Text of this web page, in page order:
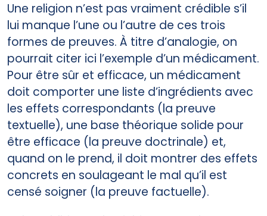
Une religion n’est pas vraiment crédible s’il
lui manque l’une ou l’autre de ces trois
formes de preuves. À titre d’analogie, on
pourrait citer ici l’exemple d’un médicament.
Pour être sûr et efficace, un médicament
doit comporter une liste d’ingrédients avec
les effets correspondants (la preuve
textuelle), une base théorique solide pour
être efficace (la preuve doctrinale) et,
quand on le prend, il doit montrer des effets
concrets en soulageant le mal qu’il est
censé soigner (la preuve factuelle).